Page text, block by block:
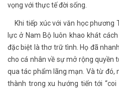
vọng với thực tế đời sống.
Khi tiếp xúc với văn học phương
lực ở Nam Bộ luôn khao khát
đặc biệt là thơ trữ tình. Họ đã
cho cá nhân về sự mở rộng quyền
qua tác phẩm lãng mạn. Và từ đó,
thành trong xu hướng tiến tới